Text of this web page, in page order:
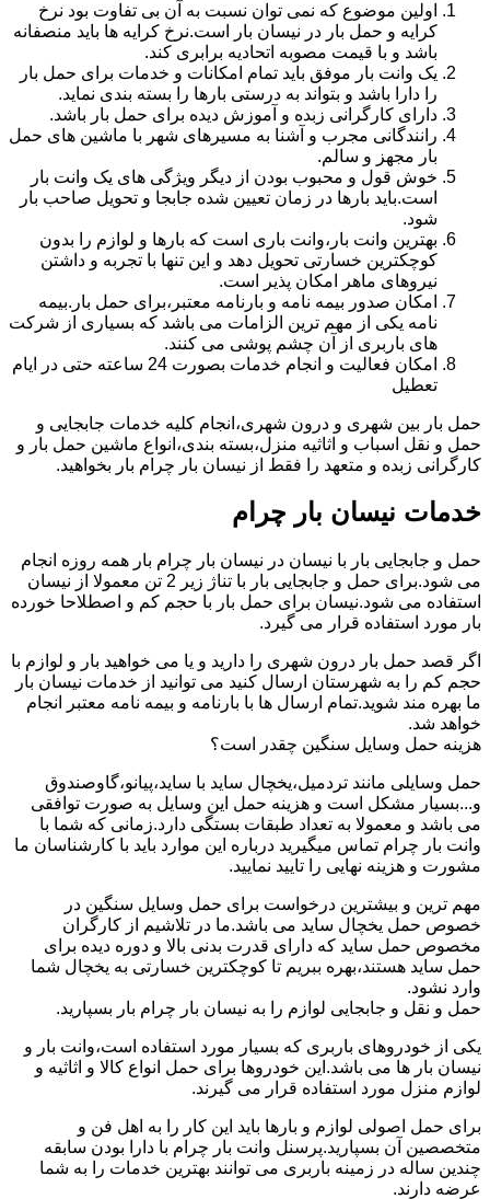
اولین موضوع که نمی توان نسبت به آن بی تفاوت بود نرخ
کرایه و حمل بار در نیسان بار است.نرخ کرایه ها باید منصفانه
باشد و با قیمت مصوبه اتحادیه برابری کند.
یک وانت بار موفق باید تمام امکانات و خدمات برای حمل بار
را دارا باشد و بتواند به درستی بارها را بسته بندی نماید.
دارای کارگرانی زبده و آموزش دیده برای حمل بار باشد.
رانندگانی مجرب و آشنا به مسیرهای شهر با ماشین های حمل
بار مجهز و سالم.
خوش قول و محبوب بودن از دیگر ویژگی های یک وانت بار
است.باید بارها در زمان تعیین شده جابجا و تحویل صاحب بار
شود.
بهترین وانت بار،وانت باری است که بارها و لوازم را بدون
کوچکترین خسارتی تحویل دهد و این تنها با تجربه و داشتن
نیروهای ماهر امکان پذیر است.
امکان صدور بیمه نامه و بارنامه معتبر،برای حمل بار.بیمه
نامه یکی از مهم ترین الزامات می باشد که بسیاری از شرکت
های باربری از آن چشم پوشی می کنند.
امکان فعالیت و انجام خدمات بصورت 24 ساعته حتی در ایام
تعطیل
حمل بار بین شهری و درون شهری،انجام کلیه خدمات جابجایی و
حمل و نقل اسباب و اثاثیه منزل،بسته بندی،انواع ماشین حمل بار و
کارگرانی زبده و متعهد را فقط از نیسان بار چرام بار بخواهید.
خدمات نیسان بار چرام
حمل و جابجایی بار با نیسان در نیسان بار چرام بار همه روزه انجام
می شود.برای حمل و جابجایی بار با تناژ زیر 2 تن معمولا از نیسان
استفاده می شود.نیسان برای حمل بار با حجم کم و اصطلاحا خورده
بار مورد استفاده قرار می گیرد.
اگر قصد حمل بار درون شهری را دارید و یا می خواهید بار و لوازم با
حجم کم را به شهرستان ارسال کنید می توانید از خدمات نیسان بار
ما بهره مند شوید.تمام ارسال ها با بارنامه و بیمه نامه معتبر انجام
خواهد شد.
هزینه حمل وسایل سنگین چقدر است؟
حمل وسایلی مانند تردمیل،یخچال ساید با ساید،پیانو،گاوصندوق
و...بسیار مشکل است و هزینه حمل این وسایل به صورت توافقی
می باشد و معمولا به تعداد طبقات بستگی دارد.زمانی که شما با
وانت بار چرام تماس میگیرید درباره این موارد باید با کارشناسان ما
مشورت و هزینه نهایی را تایید نمایید.
مهم ترین و بیشترین درخواست برای حمل وسایل سنگین در
خصوص حمل یخچال ساید می باشد.ما در تلاشیم از کارگران
مخصوص حمل ساید که دارای قدرت بدنی بالا و دوره دیده برای
حمل ساید هستند،بهره ببریم تا کوچکترین خسارتی به یخچال شما
وارد نشود.
حمل و نقل و جابجایی لوازم را به نیسان بار چرام بار بسپارید.
یکی از خودروهای باربری که بسیار مورد استفاده است،وانت بار و
نیسان بار ها می باشد.این خودروها برای حمل انواع کالا و اثاثیه و
لوازم منزل مورد استفاده قرار می گیرند.
برای حمل اصولی لوازم و بارها باید این کار را به اهل فن و
متخصصین آن بسپارید.پرسنل وانت بار چرام با دارا بودن سابقه
چندین ساله در زمینه باربری می توانند بهترین خدمات را به شما
عرضه دارند.